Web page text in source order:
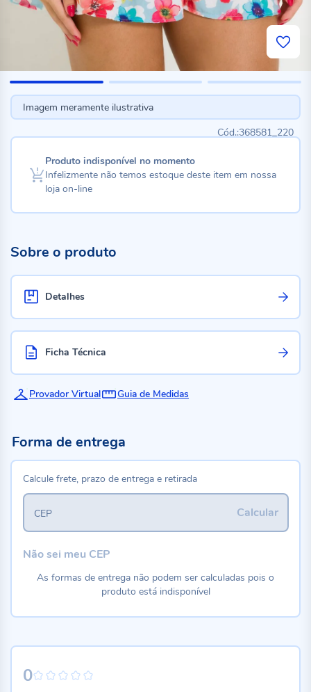
Imagem meramente ilustrativa
368581_220
Produto indisponível no momento
Infelizmente não temos estoque deste item em nossa
loja on-line
Sobre o produto
Detalhes
Ficha Técnica
Provador Virtual Guia de Medidas
0
Forma de entrega
Calcule frete, prazo de entrega e retirada
Calcular
CEP
Não sei meu CEP
As formas de entrega não podem ser calculadas pois o
produto está indisponível